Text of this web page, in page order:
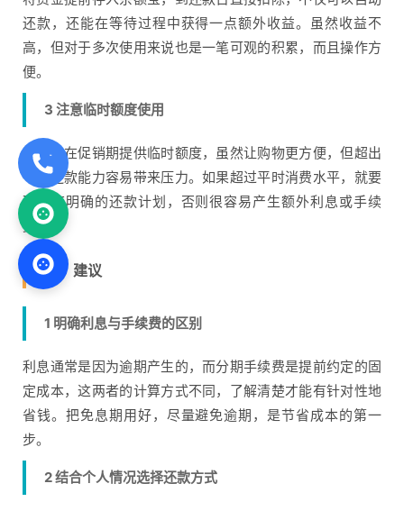
还款，还能在等待过程中获得一点额外收益。虽然收益不
高，但对于多次使用来说也是一笔可观的积累，而且操作方
便。
3 注意临时额度使用
花呗会在促销期提供临时额度，虽然让购物更方便，但超出
平时还款能力容易带来压力。如果超过平时消费水平，就要
确保有明确的还款计划，否则很容易产生额外利息或手续
费。
五、建议
1 明确利息与手续费的区别
利息通常是因为逾期产生的，而分期手续费是提前约定的固
定成本，这两者的计算方式不同，了解清楚才能有针对性地
省钱。把免息期用好，尽量避免逾期，是节省成本的第一
步。
2 结合个人情况选择还款方式